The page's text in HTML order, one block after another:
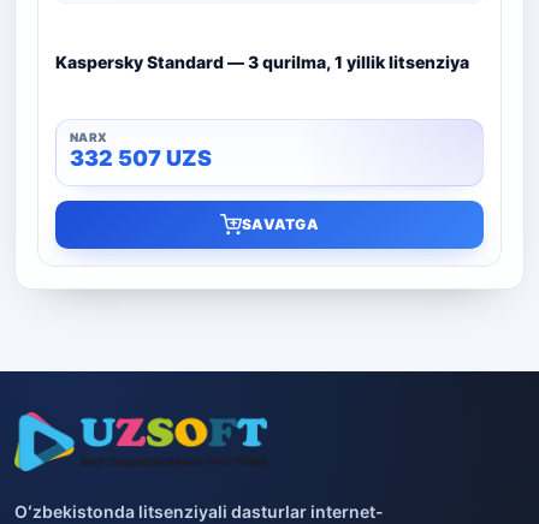
Kaspersky Standard — 3 qurilma, 1 yillik litsenziya
332 507UZS
SAVATGA
Oʻzbekistonda litsenziyali dasturlar internet-